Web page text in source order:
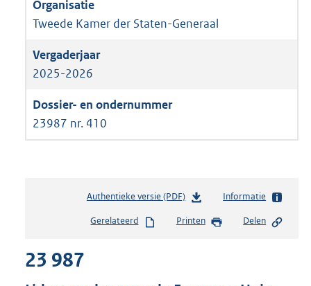
Tweede Kamer der Staten-Generaal
2025-2026
23987 nr. 410
Authentieke versie (PDF)b
s
Informatie
Gerelateerd Printen Delen
23 987